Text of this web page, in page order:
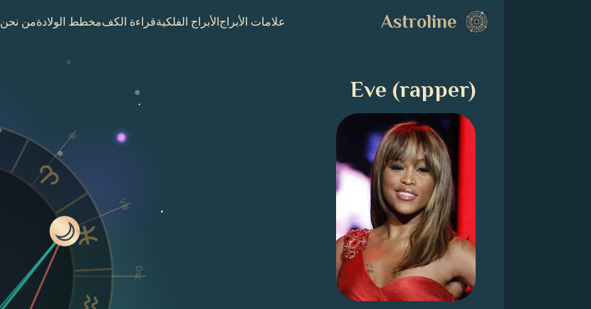
Astroline علامات الأبراجالأبراج الفلكيةقراءة الكفمخطط الولادةمن نحن
Eve (rapper)
Dsc
VIII
IX